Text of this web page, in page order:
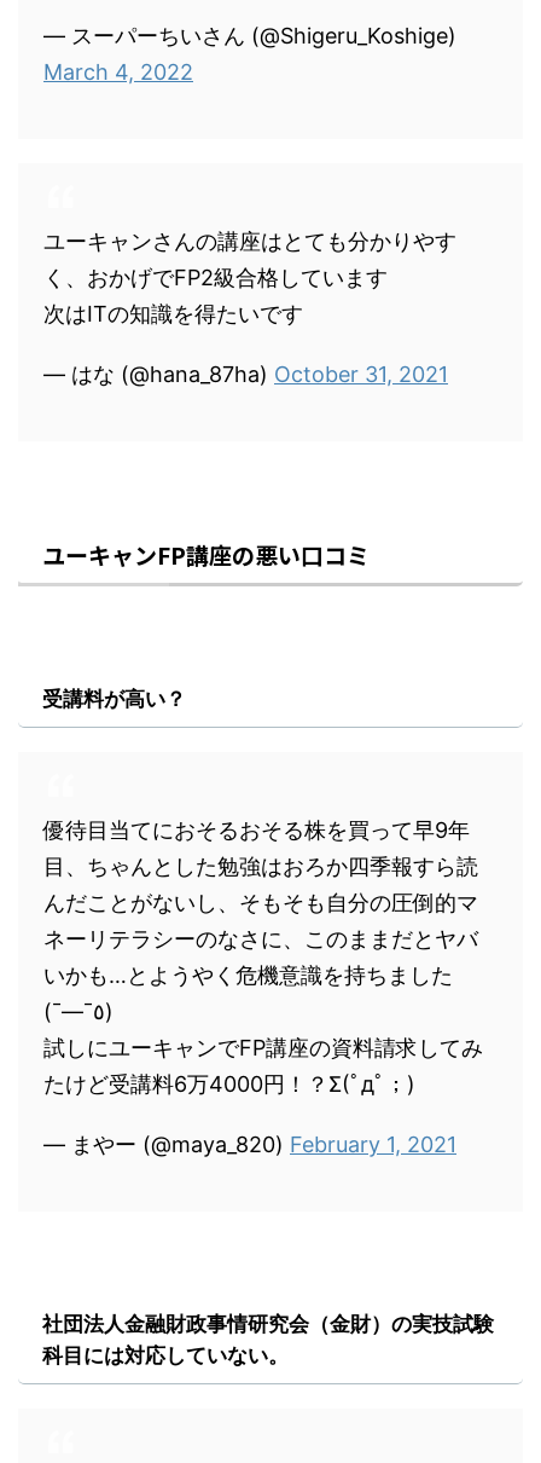
— スーパーちいさん (@Shigeru_Koshige)
March 4, 2022
ユーキャンさんの講座はとても分かりやす
く、おかげでFP2級合格しています
次はITの知識を得たいです
— はな (@hana_87ha) October 31, 2021
ユーキャンFP講座の悪い口コミ
受講料が高い？
優待目当てにおそるおそる株を買って早9年
目、ちゃんとした勉強はおろか四季報すら読
んだことがないし、そもそも自分の圧倒的マ
ネーリテラシーのなさに、このままだとヤバ
いかも…とようやく危機意識を持ちました
(¯―¯٥)
試しにユーキャンでFP講座の資料請求してみ
たけど受講料6万4000円！？Σ(ﾟдﾟ；)
— まやー (@maya_820) February 1, 2021
社団法人金融財政事情研究会（金財）の実技試験
科目には対応していない。